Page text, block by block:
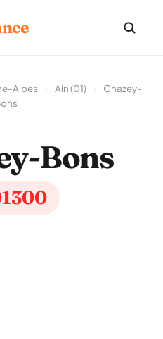
Alpes Ain (01)
Chazey-
Bons